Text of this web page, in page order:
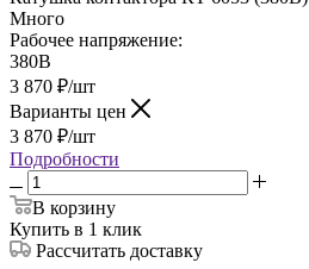
Много
Рабочее напряжение:
380В
3 870 ₽/шт
Варианты цен
3 870 ₽/шт
Подробности
В корзину
Купить в 1 клик
Рассчитать доставку